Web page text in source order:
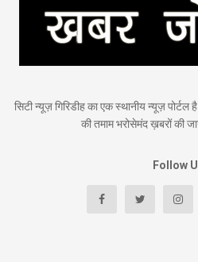
सिटी न्यूज़ गिरिडीह का एक स्थानीय न्यूज़
की तमाम भरोसेमंद ख़बरों की
Follow